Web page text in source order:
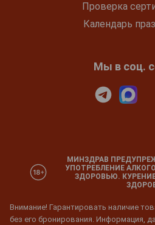
Проверка
Календарь
Мы в соц.
МИНЗДРАВ
УПОТРЕБЛЕНИЕ
ЗДОРОВЬЮ.
Внимание! Гарантировать наличие
без его бронирования. Информация,